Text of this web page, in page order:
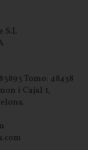
S.L
Tomo: 48438
i Cajal 1,